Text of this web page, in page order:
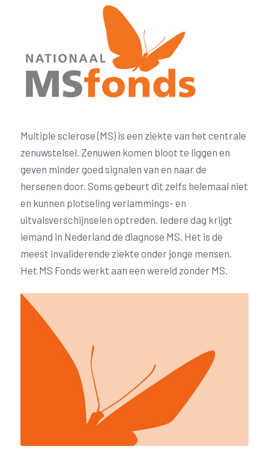
Multiple sclerose (MS) is een ziekte van het centrale
zenuwstelsel. Zenuwen komen bloot te liggen en
geven minder goed signalen van en naar de
hersenen door. Soms gebeurt dit zelfs helemaal niet
en kunnen plotseling verlammings- en
uitvalsverschijnselen optreden. Iedere dag krijgt
iemand in Nederland de diagnose MS. Het is de
meest invaliderende ziekte onder jonge mensen.
Het MS Fonds werkt aan een wereld zonder MS.